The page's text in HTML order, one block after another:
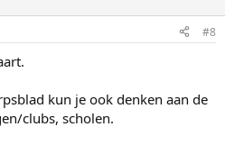
#8
kun je ook denken aan de
clubs, scholen.